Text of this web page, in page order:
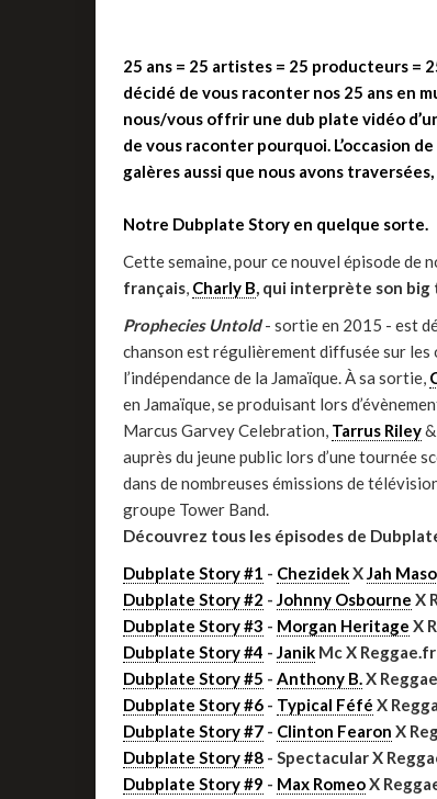
25 ans = 25 artistes = 25 producteurs =
décidé de vous raconter nos 25 ans en
nous/vous offrir une dub plate vidéo
de vous raconter pourquoi. L’occasion
galères aussi que nous avons
Notre Dubplate Story en quelque sorte.
Cette semaine, pour ce nouvel épisode de
français, Charly B, qui interprète son big
Prophecies Untold- sortie en 2015 - est
chanson est régulièrement diffusée sur les
l’indépendance de la Jamaïque. À sa sortie,
en Jamaïque, se produisant lors
Marcus Garvey Celebration, Tarrus Riley
auprès du jeune public lors d’une tournée
dans de nombreuses émissions de
groupe Tower Band.
Découvrez tous les épisodes de
Dubplate Story #1 - ChezidekXJah
Dubplate Story #2 - Johnny Osbourne X
Dubplate Story #3 - Morgan Heritage X
Dubplate Story #4 - Janik Mc X Reggae.fr
Dubplate Story #5 - Anthony B.X
Dubplate Story #6 - Typical Féfé X
Dubplate Story #7 - Clinton Fearon X
Dubplate Story #8 - Spectacular X
Dubplate Story #9 - Max RomeoX